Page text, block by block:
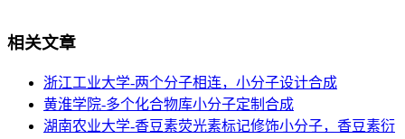
相关文章
浙江工业大学-两个分子相连，小分子设计合成
黄淮学院-多个化合物库小分子定制合成
湖南农业大学-香豆素荧光素标记修饰小分子，香豆素衍